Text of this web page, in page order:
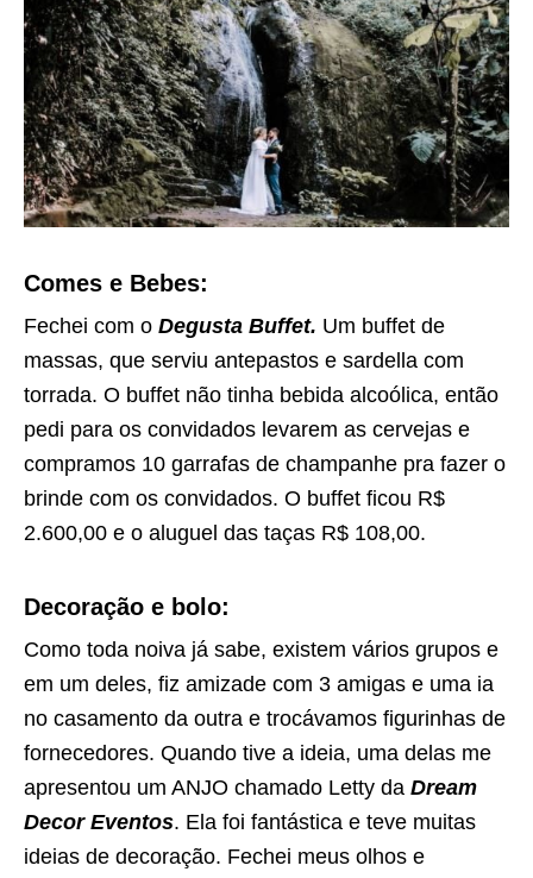
Comes e Bebes:
Fechei com o Degusta Buffet. Um buffet de
massas, que serviu antepastos e sardella com
torrada. O buffet não tinha bebida alcoólica, então
pedi para os convidados levarem as cervejas e
compramos 10 garrafas de champanhe pra fazer o
brinde com os convidados. O buffet ficou R$
2.600,00 e o aluguel das taças R$ 108,00.
Decoração e bolo:
Como toda noiva já sabe, existem vários grupos e
em um deles, fiz amizade com 3 amigas e uma ia
no casamento da outra e trocávamos figurinhas de
fornecedores. Quando tive a ideia, uma delas me
apresentou um ANJO chamado Letty da Dream
Decor Eventos. Ela foi fantástica e teve muitas
ideias de decoração. Fechei meus olhos e